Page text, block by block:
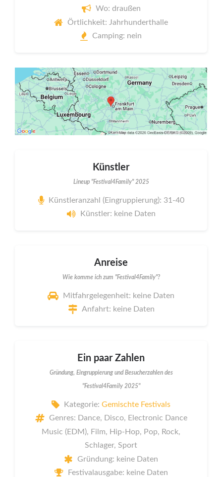
Wo: draußen
Örtlichkeit: Jahrhunderthalle
Camping: nein
Künstler
Lineup "Festival4Family" 2025
Künstleranzahl (Eingruppierung): 31-40
Künstler: keine Daten
Anreise
Wie komme ich zum "Festival4Family"?
Mitfahrgelegenheit: keine Daten
Anfahrt: keine Daten
Ein paar Zahlen
Gründung, Eingruppierung und Besucherzahlen des
"Festival4Family 2025"
Kategorie: Gemischte Festivals
Genres: Dance, Disco, Electronic Dance
Music (EDM), Film, Hip-Hop, Pop, Rock,
Schlager, Sport
Gründung: keine Daten
Festivalausgabe: keine Daten